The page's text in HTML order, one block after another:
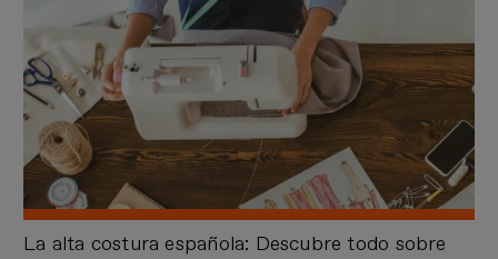
La alta costura española: Descubre todo sobre